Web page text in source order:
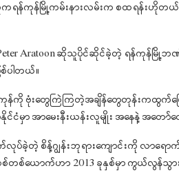
န်ကုန်မြို့ကမ်းနားလမ်းက စထရန်းဟိုတ
Aratoon ဆိုသူပိုင်ဆိုင်ခဲ့တဲ့ ရန်ကုန်မြို့
ါတယ်။
န်ကို ဗုံးတွေကြဲကြတဲ့အချိန်တွေတုန်းကထွက်ပ
အာမေးနီးယန်းလူမျိုး အနေနဲ့ အတော်လေး
ခဲ့တဲ့ စိန့်ဂျွန်းဘုရားကျောင်းကို လာရေ
တစ်ယောက်ဟာ 2013 ခုနှစ်မှာ ကွယ်လွန်သွား